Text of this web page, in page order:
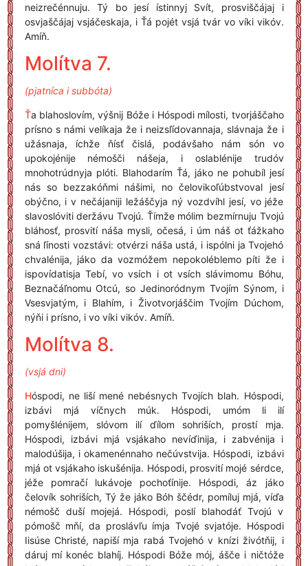
neizrečénnuju. Tý bo jesí ístinnyj Svít, prosviščájaj i
osvjaščájaj vsjáčeskaja, i Ťá pojét vsjá tvár vo víki vikóv.
Amíň.
Molítva 7.
(pjatníca i subbóta)
Ťa blahoslovím, výšnij Bóže i Hóspodi mílosti, tvorjáščaho
prísno s námi velíkaja že i neizsľídovannaja, slávnaja že i
užásnaja, íchže ňísť čislá, podávšaho nám són vo
upokojénije némošči nášeja, i oslablénije trudóv
mnohotrúdnyja plóti. Blahodarím Ťá, jáko ne pohubíl jesí
nás so bezzakóňmi nášimi, no čelovikoľúbstvoval jesí
obýčno, i v nečájaniji ležáščyja ný vozdvíhl jesí, vo jéže
slavoslóviti deržávu Tvojú. Ťímže mólim bezmírnuju Tvojú
bláhosť, prosvití náša mysli, očesá, i úm náš ot ťážkaho
sná ľínosti vozstávi: otvérzi náša ustá, i ispólni ja Tvojehó
chvalénija, jáko da vozmóžem nepokoléblemo píti že i
ispovídatisja Tebí, vo vsích i ot vsích slávimomu Bóhu,
Beznačáľnomu Otcú, so Jedinoródnym Tvojím Sýnom, i
Vsesvjatým, i Blahím, i Životvorjáščim Tvojím Dúchom,
nýňi i prísno, i vo víki vikóv. Amíň.
Molítva 8.
(vsjá dni)
Hóspodi, ne liší mené nebésnych Tvojích blah. Hóspodi,
izbávi mjá víčnych múk. Hóspodi, umóm li ilí
pomyšlénijem, slóvom ilí ďílom sohriších, prostí mja.
Hóspodi, izbávi mjá vsjákaho nevíďinija, i zabvénija i
malodúšija, i okamenénnaho nečúvstvija. Hóspodi, izbávi
mjá ot vsjákaho iskušénija. Hóspodi, prosvití mojé sérdce,
jéže pomračí lukávoje pochoťínije. Hóspodi, áz jáko
čelovík sohriších, Tý že jáko Bóh ščédr, pomíluj mjá, víďa
némošč duší mojejá. Hóspodi, poslí blahodáť Tvojú v
pómošč mňí, da proslávľu ímja Tvojé svjatóje. Hóspodi
Iisúse Christé, napiší mja rabá Tvojehó v knízi živótňij, i
dáruj mí konéc blahíj. Hóspodi Bóže mój, ášče i ničtóže